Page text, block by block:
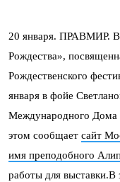
20 января. ПРАВМИР.
Рождества»,
Рождественского
января в фойе
Международного Дома
этом сообщает сайт
имя преподобного
работы для выставки.В